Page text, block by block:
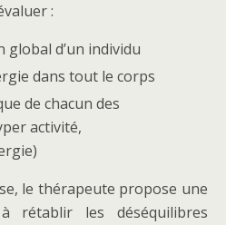
:
d’un individu
dans tout le corps
de chacun des
activité,
le thérapeute propose une
rétablir les déséquilibres